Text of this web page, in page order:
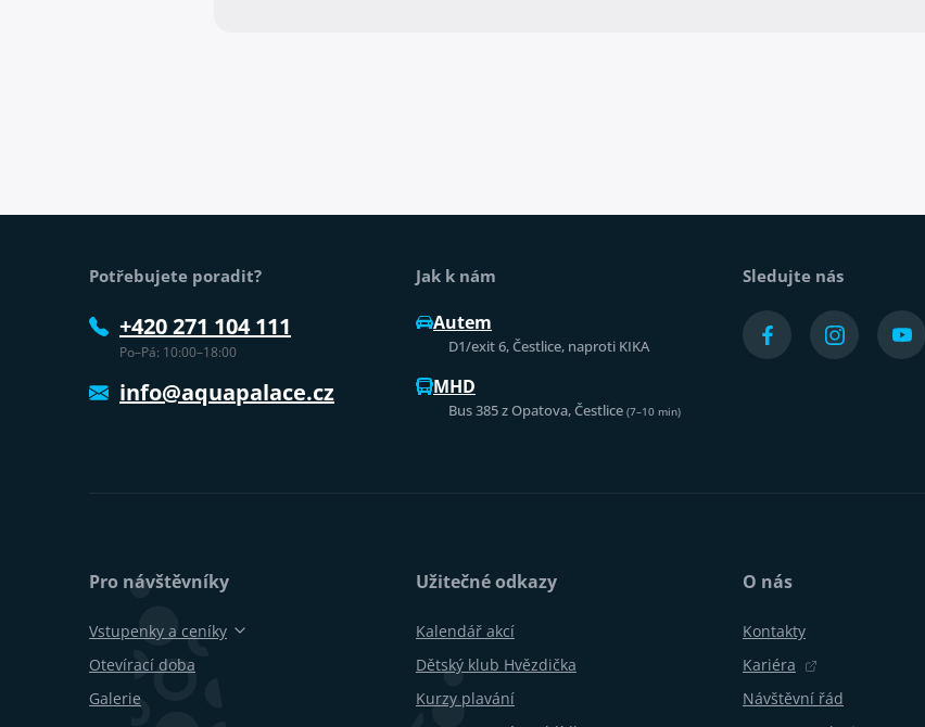
Potřebujete poradit?
+420 271 104 111
Po–Pá: 10:00–18:00
info@aquapalace.cz
Jak k nám
Autem
D1/exit 6, Čestlice, naproti KIKA
MHD
Bus 385 z Opatova, Čestlice (7–10 min)
Sledujte nás
Pro návštěvníky
Vstupenky a ceníky
Otevírací doba
Galerie
Užitečné odkazy
Kalendář akcí
Dětský klub Hvězdička
Kurzy plavání
O nás
Kontakty
Kariéra
Návštěvní řád